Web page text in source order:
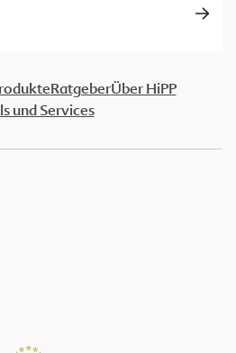
RatgeberÜber HiPP
und Services